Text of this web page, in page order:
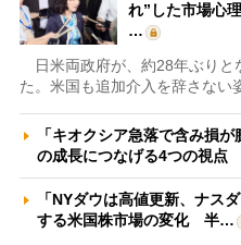
れ”した市場心
…
日米両政府が、約28年ぶりと
た。米国も追加介入を辞さない
「キオクシア急落で含み損
の成長につなげる4つの視
「NYダウは高値更新、ナス
する米国株市場の変化 半…